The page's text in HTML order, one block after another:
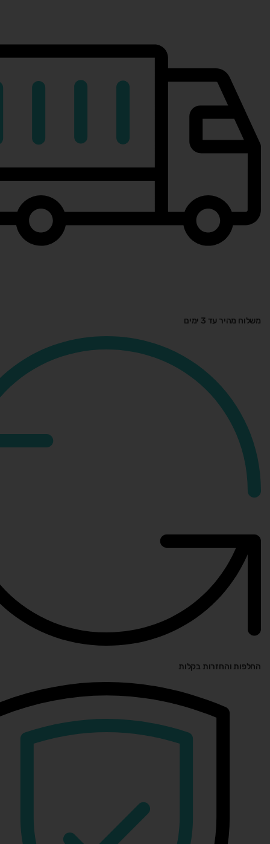
משלוח מהיר עד 3 ימים
החלפות והחזרות בקלות